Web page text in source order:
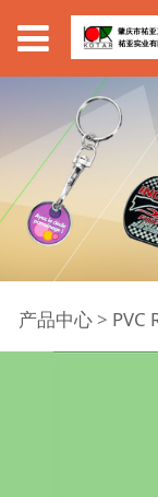
PVC
产品中心> PVC